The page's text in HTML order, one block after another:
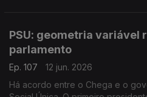
PSU: geometria variável
parlamento
Ep. 107
12 jun. 2026
Há acordo entre o Chega e o